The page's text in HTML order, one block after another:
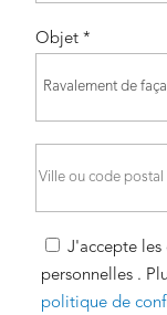
Objet *
J'accepte
personnelles .
politique de